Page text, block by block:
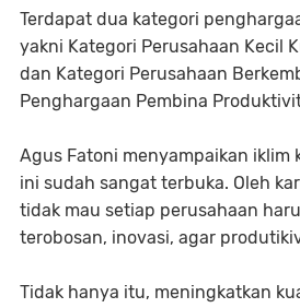
Terdapat dua kategori
yakni Kategori Perusahaan Kecil
dan Kategori Perusahaan
Penghargaan Pembina
Agus Fatoni menyampaikan iklim
ini sudah sangat terbuka. Oleh
tidak mau setiap perusahaan
terobosan, inovasi, agar
Tidak hanya itu, meningkatkan